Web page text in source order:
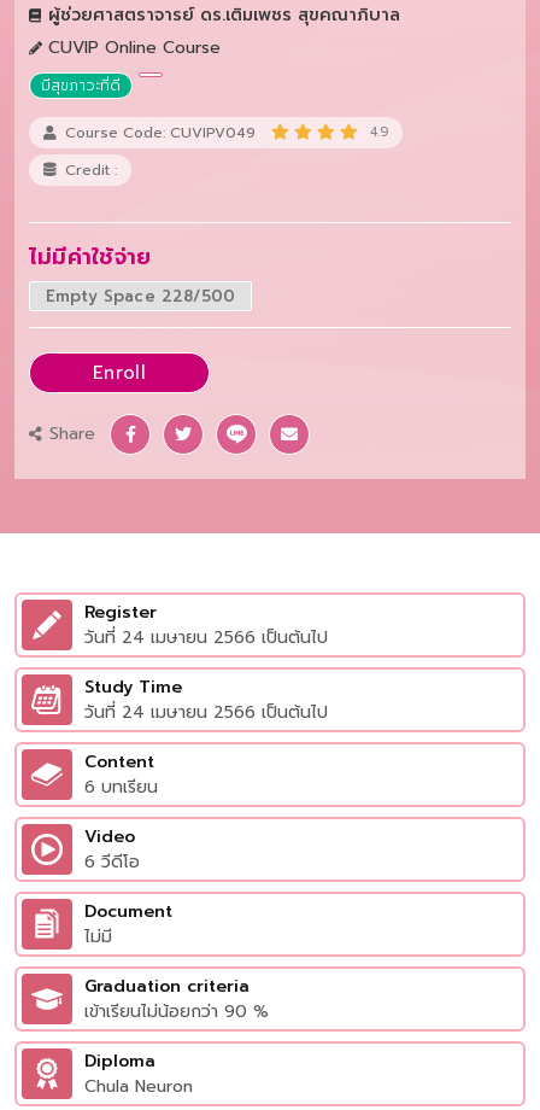
ผู้ช่วยศาสตราจารย์ ดร.เติมเพชร สุขคณาภิบาล
CUVIP Online Course
มีสุขภาวะที่ดี
Course Code: CUVIPV049 4.9
Credit :
ไม่มีค่าใช้จ่าย
Empty Space 228/500
Enroll
Share
Register
วันที่ 24 เมษายน 2566 เป็นต้นไป
Study Time
วันที่ 24 เมษายน 2566 เป็นต้นไป
Content
6 บทเรียน
Video
6 วีดีโอ
Document
ไม่มี
Graduation criteria
เข้าเรียนไม่น้อยกว่า 90 %
Diploma
Chula Neuron